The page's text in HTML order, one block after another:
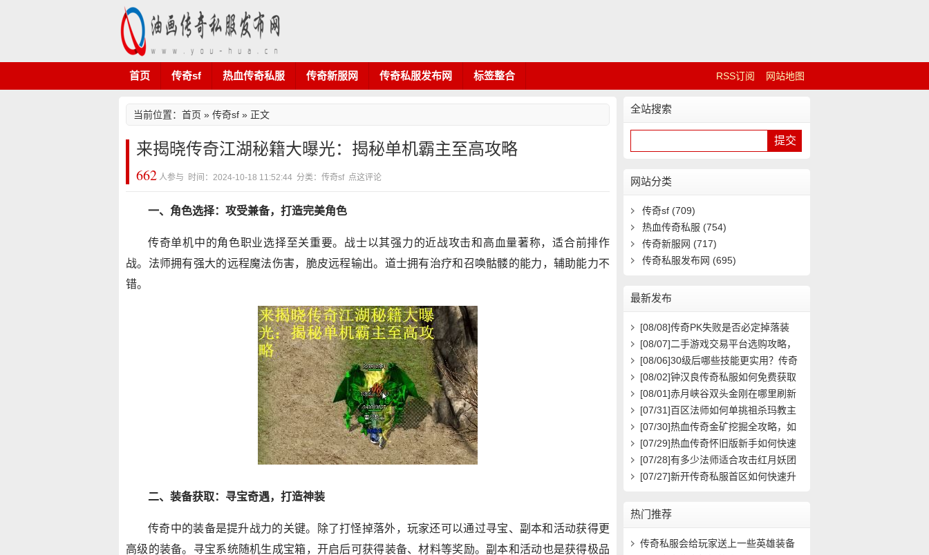
首页 传奇sf 热血传奇私服 传奇新服网 传奇私服发布网 标签整合 RSS订阅 网站地图
当前位置： 首页 » 传奇sf » 正文
来揭晓传奇江湖秘籍大曝光：揭秘单机霸主至高攻略
662 人参与 时间：2024-10-18 11:52:44 分类：传奇sf 点这评论
一、角色选择：攻受兼备，打造完美角色
传奇单机中的角色职业选择至关重要。战士以其强力的近战攻击和高血量著称，适合前排作
战。法师拥有强大的远程魔法伤害，脆皮远程输出。道士拥有治疗和召唤骷髅的能力，辅助能力不
错。
二、装备获取：寻宝奇遇，打造神装
传奇中的装备是提升战力的关键。除了打怪掉落外，玩家还可以通过寻宝、副本和活动获得更
高级的装备。寻宝系统随机生成宝箱，开启后可获得装备、材料等奖励。副本和活动也是获得极品
全站搜索
网站分类
传奇sf (709)
热血传奇私服 (754)
传奇新服网 (717)
传奇私服发布网 (695)
最新发布
[08/08]传奇PK失败是否必定掉落装
备？
[08/07]二手游戏交易平台选购攻略，
如何避免踩雷？
[08/06]30级后哪些技能更实用？传奇
玩家必看攻略
[08/02]钟汉良传奇私服如何免费获取
高级装备与快速升级攻略？
[08/01]赤月峡谷双头金刚在哪里刷新
具体位置坐标是什么？
[07/31]百区法师如何单挑祖杀玛教主
求高效打法？
[07/30]热血传奇金矿挖掘全攻略，如
何高效挖矿？
[07/29]热血传奇怀旧版新手如何快速
起步？前期必做任务与升级技巧有哪
些？
[07/28]有多少法师适合攻击红月妖团
队？
[07/27]新开传奇私服首区如何快速升
热门推荐
传奇私服会给玩家送上一些英雄装备